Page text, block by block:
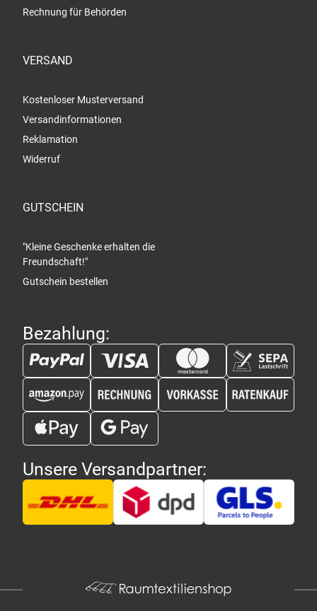
Rechnung für Behörden
VERSAND
Kostenloser Musterversand
Versandinformationen
Reklamation
Widerruf
GUTSCHEIN
"Kleine Geschenke erhalten die
Freundschaft!"
Gutschein bestellen
Bezahlung:
Unsere Versandpartner: